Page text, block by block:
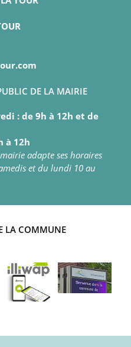
DE LA MAIRIE
: de 9h à 12h et de
à 12h
adapte ses horaires
et du lundi 10 au
LA COMMUNE